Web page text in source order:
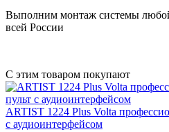
Выполним монтаж системы
всей России
С этим товаром покупают
ARTIST 1224 Plus Volta
с аудиоинтерфейсом